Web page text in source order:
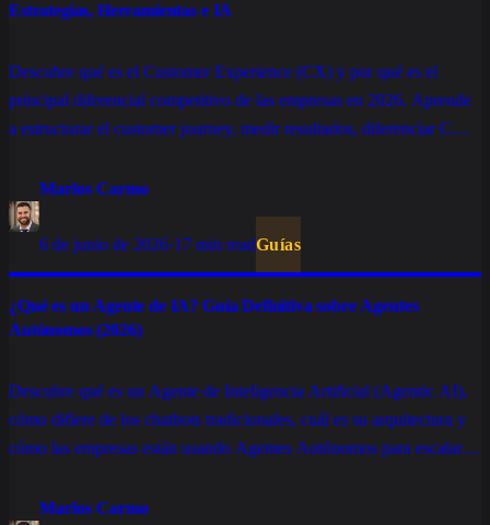
Estrategias, Herramientas e IA
Descubre qué es el Customer Experience (CX) y por qué es el
principal diferencial competitivo de las empresas en 2026. Aprende
a estructurar el customer journey, medir resultados, diferenciar CX
Marlos Carmo
6 de junio de 2026·17 min readGuías
¿Qué es un Agente de IA? Guía Definitiva sobre Agentes
Autónomos (2026)
Descubre qué es un Agente de Inteligencia Artificial (Agentic AI),
cómo difiere de los chatbots tradicionales, cuál es su arquitectura y
cómo las empresas están usando Agentes Autónomos para escalar
Marlos Carmo